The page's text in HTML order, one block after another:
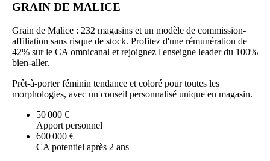
GRAIN DE MALICE
Grain de Malice : 232 magasins et un modèle de commission-
affiliation sans risque de stock. Profitez d'une rémunération de
42% sur le CA omnicanal et rejoignez l'enseigne leader du 100%
bien-aller.
Prêt-à-porter féminin tendance et coloré pour toutes les
morphologies, avec un conseil personnalisé unique en magasin.
50 000 €
Apport personnel
600 000 €
CA potentiel après 2 ans